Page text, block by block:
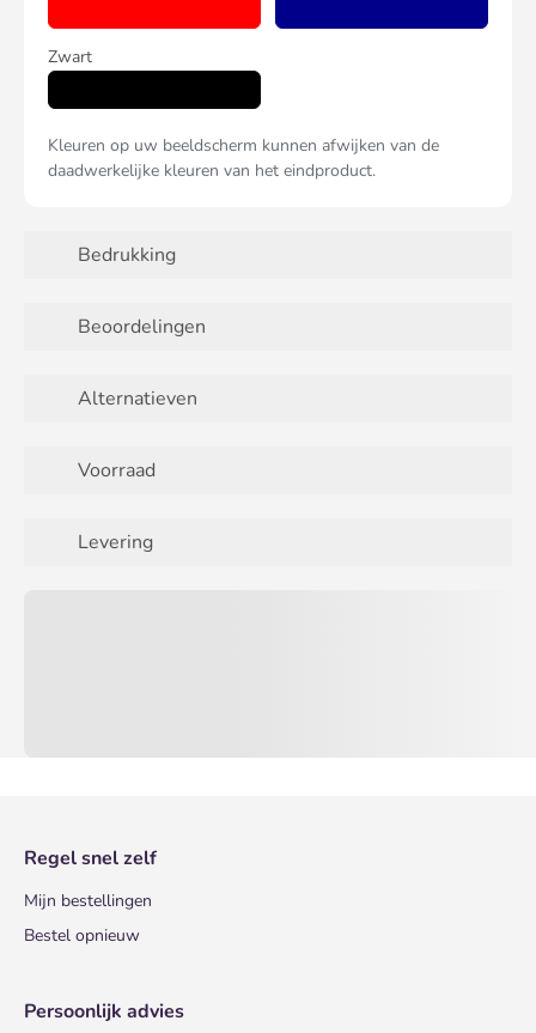
Zwart
Kleuren op uw beeldscherm kunnen afwijken van de
daadwerkelijke kleuren van het eindproduct.
Bedrukking
Beoordelingen
Alternatieven
Voorraad
Levering
Regel snel zelf
Mijn bestellingen
Bestel opnieuw
Persoonlijk advies